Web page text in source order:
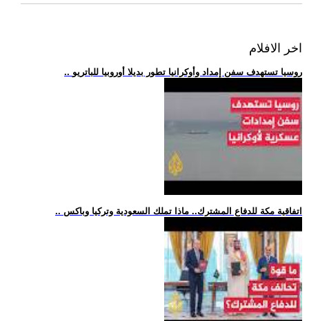
اخر الافلام
.. روسيا تستهدف سفن إمداد وأوكرانيا تطور بديلا أوروبيا للباتريو
.. اتفاقية مكة للدفاع المشترك.. ماذا تملك السعودية وتركيا وباكس